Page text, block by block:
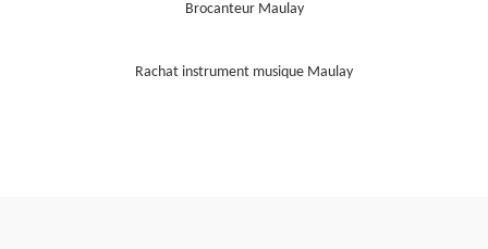
Brocanteur Maulay
Rachat instrument musique Maulay